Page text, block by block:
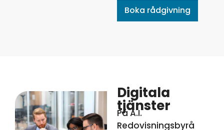
Boka rådgivning
Digitala
tjänster
På A.I.
Redovisningsbyrå